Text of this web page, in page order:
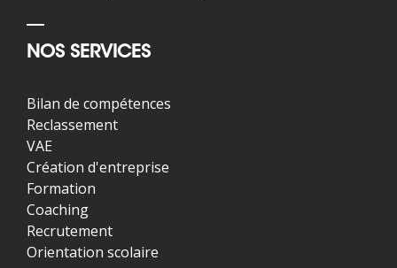
NOS SERVICES
Bilan de compétences
Reclassement
VAE
Création d'entreprise
Formation
Coaching
Recrutement
Orientation scolaire